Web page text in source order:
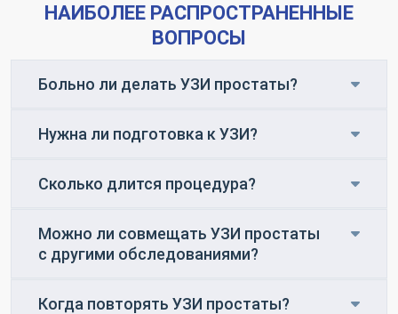
НАИБОЛЕЕ РАСПРОСТРАНЕННЫЕ
ВОПРОСЫ
Больно ли делать УЗИ простаты?
Нужна ли подготовка к УЗИ?
Сколько длится процедура?
Можно ли совмещать УЗИ простаты
с другими обследованиями?
Когда повторять УЗИ простаты?